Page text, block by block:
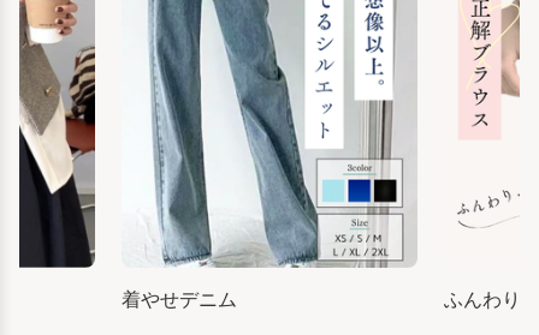
着やせデニム ふんわり